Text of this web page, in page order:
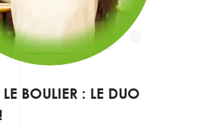
BOULIER : LE DUO